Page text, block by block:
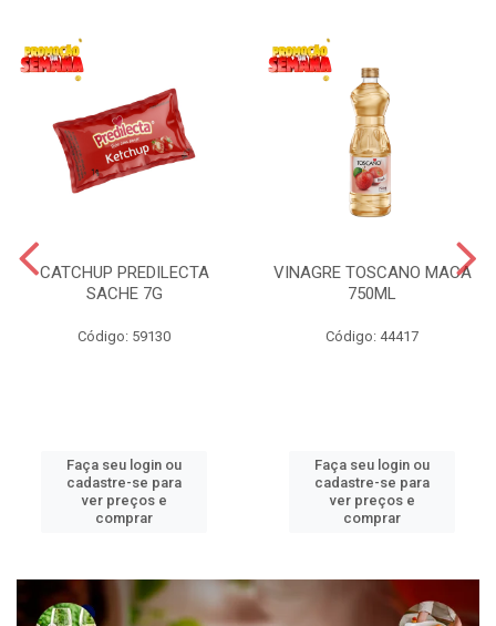
CATCHUP PREDILECTA
SACHE 7G
Código: 59130
Faça seu login ou
cadastre-se para
ver preços e
comprar
VINAGRE TOSCANO MACA
750ML
Código: 44417
Faça seu login ou
cadastre-se para
ver preços e
comprar